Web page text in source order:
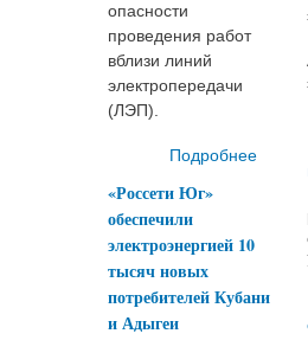
опасности
проведения работ
вблизи линий
электропередачи
(ЛЭП).
Подробнее
«Россети Юг»
обеспечили
электроэнергией 10
тысяч новых
потребителей Кубани
и Адыгеи